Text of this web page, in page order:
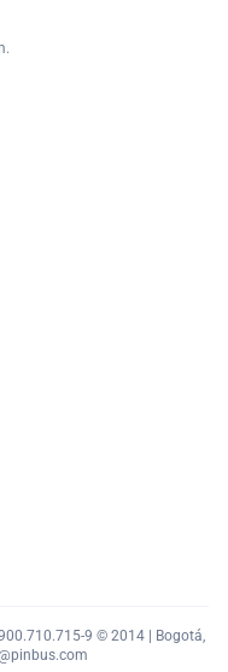
9 © 2014 | Bogotá,